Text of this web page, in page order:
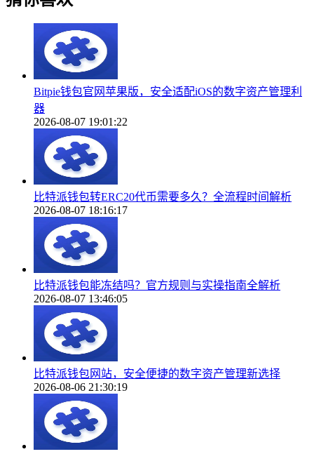
Bitpie钱包官网苹果版，安全适配iOS的数字资产管理利
器
2026-08-07 19:01:22
比特派钱包转ERC20代币需要多久？全流程时间解析
2026-08-07 18:16:17
比特派钱包能冻结吗？官方规则与实操指南全解析
2026-08-07 13:46:05
比特派钱包网站，安全便捷的数字资产管理新选择
2026-08-06 21:30:19